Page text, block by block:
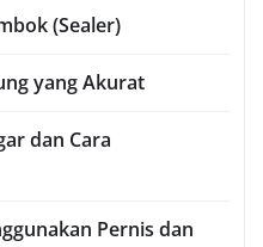
(Sealer)
yang Akurat
dan Cara
Pernis dan